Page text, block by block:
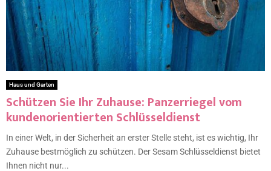
Haus und Garten
Schützen Sie Ihr Zuhause: Panzerriegel vom
kundenorientierten Schlüsseldienst
In einer Welt, in der Sicherheit an erster Stelle steht, ist es wichtig, Ihr
Zuhause bestmöglich zu schützen. Der Sesam Schlüsseldienst bietet
Ihnen nicht nur...